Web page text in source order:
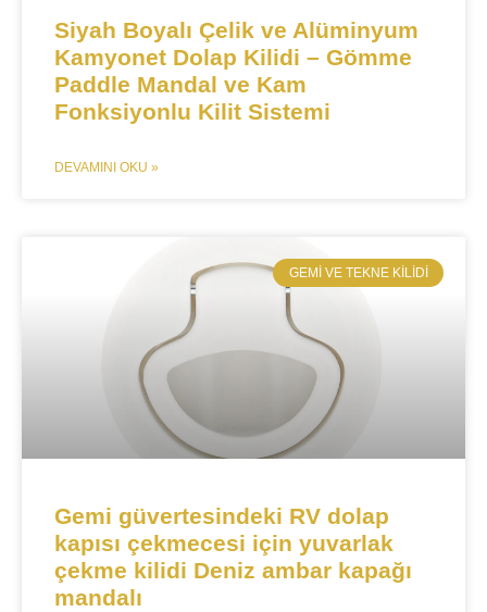
​​Siyah Boyalı Çelik ve Alüminyum
Kamyonet Dolap Kilidi – Gömme
Paddle Mandal ve Kam
Fonksiyonlu Kilit Sistemi​​
DEVAMINI OKU »
​GEMI VE TEKNE KILIDI​
Gemi güvertesindeki RV dolap
kapısı çekmecesi için yuvarlak
çekme kilidi Deniz ambar kapağı
mandalı